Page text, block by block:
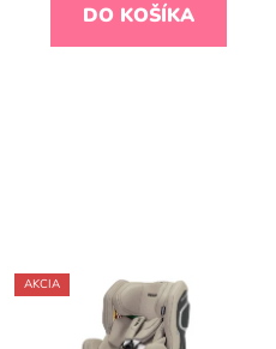
DO KOŠÍKA
AKCIA